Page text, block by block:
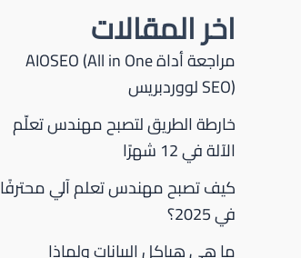
خطوة
بخطوة
اخر المقالات
مراجعة أداة AIOSEO (All in One
SEO) لووردبريس
خارطة الطريق لتصبح مهندس تعلّم
الآلة في 12 شهرًا
كيف تصبح مهندس تعلم آلي محترفًا
في 2025؟
ما هي هياكل البيانات ولماذا